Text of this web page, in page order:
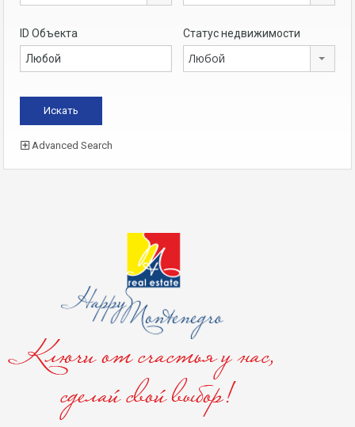
ID Объекта Статус недвижимости
Любой
Advanced Search